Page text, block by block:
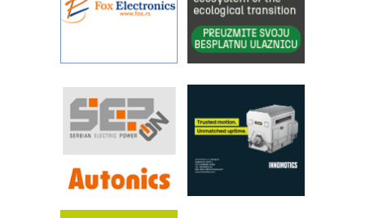
IBeRTIM - oprema za ispitivanje
STAUFF – Komponente koje
sistema
YAMADA pumpe – japanska
pouzdanost u transferu fluida
Filtration Group Industrial – Napredna
rešenja za filtraciju u hidrauličkim i
procesnim sistemima